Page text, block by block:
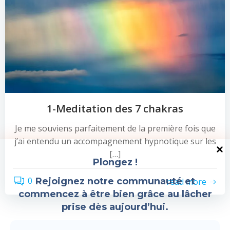
1-Meditation des 7 chakras
Je me souviens parfaitement de la première fois que
j’ai entendu un accompagnement hypnotique sur les
[…]
0 read more
Plongez !
Rejoignez notre communauté et
commencez à être bien grâce au lâcher
prise dès aujourd’hui.